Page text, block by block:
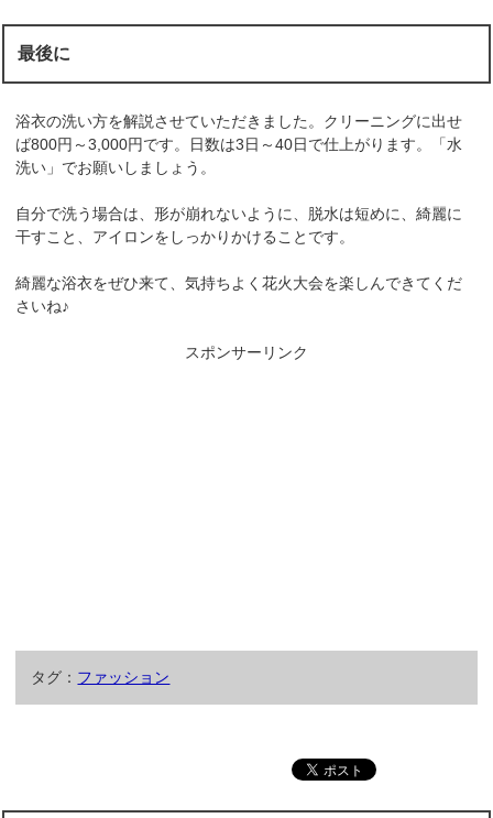
最後に
浴衣の洗い方を解説させていただきました。クリーニングに出せ
ば800円～3,000円です。日数は3日～40日で仕上がります。「水
洗い」でお願いしましょう。
自分で洗う場合は、形が崩れないように、脱水は短めに、綺麗に
干すこと、アイロンをしっかりかけることです。
綺麗な浴衣をぜひ来て、気持ちよく花火大会を楽しんできてくだ
さいね♪
スポンサーリンク
タグ： ファッション